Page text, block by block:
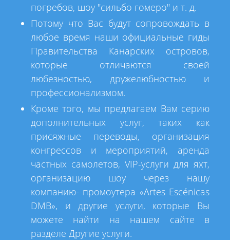
погребов, шоу "сильбо гомеро" и т. д.
Потому что Вас будут сопровождать в
любое время наши официальные гиды
Правительства Канарских островов,
которые отличаются своей
любезностью, дружелюбностью и
профессионализмом.
Кроме того, мы предлагаем Вам серию
дополнительных услуг, таких как
присяжные переводы, организация
конгрессов и мероприятий, аренда
частных самолетов, VIP-услуги для яхт,
организацию шоу через нашу
компанию- промоутера «Artes Escénicas
DMB», и другие услуги, которые Вы
можете найти на нашем сайте в
разделе Другие услуги.